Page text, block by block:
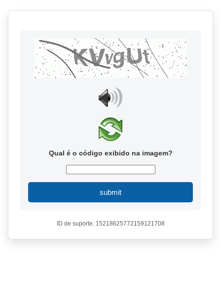
Qual é o código exibido na imagem?
submit
ID de suporte: 15218625772159121708